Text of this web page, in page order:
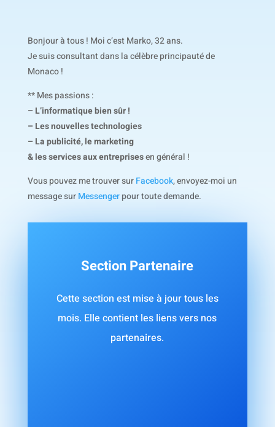
Bonjour à tous ! Moi c’est Marko, 32 ans.
Je suis consultant dans la célèbre principauté de
Monaco !
** Mes passions :
– L’informatique bien sûr !
– Les nouvelles technologies
– La publicité, le marketing
& les services aux entreprisesen général !
Vous pouvez me trouver sur Facebook, envoyez-moi un
message sur Messenger pour toute demande.
Section Partenaire
Cette section est mise à jour tous les
mois. Elle contient les liens vers nos
partenaires.